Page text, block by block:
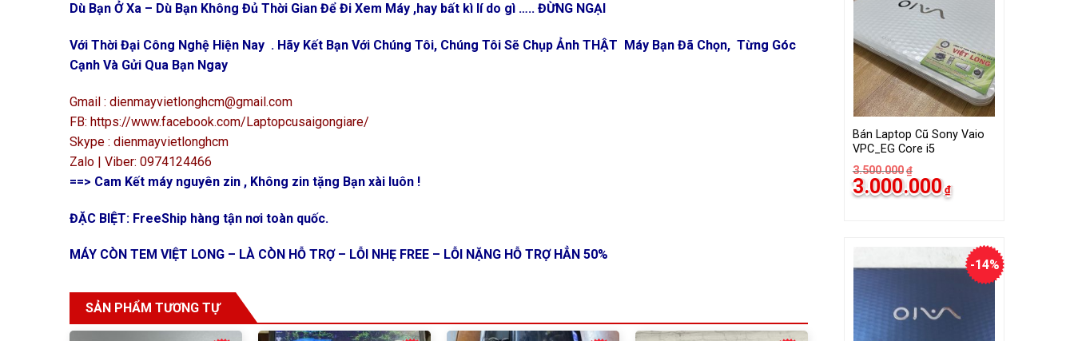
Bán Laptop Cũ Sony Vaio
VPC_EG Core i5
3.500.000 ₫
Giá
gốc
3.000.000 ₫hiện
tại
-14%
Dù Bạn Ở Xa – Dù Bạn Không Đủ Thời Gian Để Đi Xem Máy ,hay bất kì lí do gì ….. ĐỪNG NGẠI
Với Thời Đại Công Nghệ Hiện Nay . Hãy Kết Bạn Với Chúng Tôi, Chúng Tôi Sẽ Chụp Ảnh THẬT Máy Bạn Đã Chọn, Từng Góc
Cạnh Và Gửi Qua Bạn Ngay
Gmail : dienmayvietlonghcm@gmail.com
FB: https://www.facebook.com/Laptopcusaigongiare/
Skype : dienmayvietlonghcm
Zalo | Viber: 0974124466
==> Cam Kết máy nguyên zin , Không zin tặng Bạn xài luôn !
ĐẶC BIỆT: FreeShip hàng tận nơi toàn quốc.
MÁY CÒN TEM VIỆT LONG – LÀ CÒN HỖ TRỢ – LỖI NHẸ FREE – LỖI NẶNG HỖ TRỢ HẲN 50%
SẢN PHẨM TƯƠNG TỰ